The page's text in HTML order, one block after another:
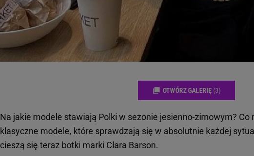
OTWÓRZ GALERIĘ (3)
Na jakie modele stawiają Polki w sezonie jesienno-zimowym? Co
klasyczne modele, które sprawdzają się w absolutnie każdej
cieszą się teraz botki marki Clara Barson.